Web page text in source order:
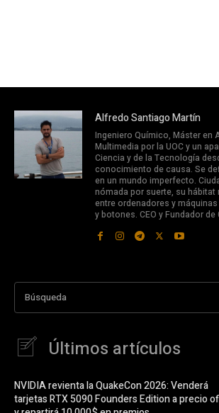
Alfredo Santiago Martín
Ingeniero Químico, Máster en
Multimedia por la UOC y un
Ciencia y de la Tecnología
conocimiento de causa. Se
en un mundo imperfecto.
nómada por suerte, su hábitat
entre ordenadores y
y botones. CEO y Fundador de
Búsqueda
Últimos artículos
NVIDIA revienta la QuakeCon 2026: Venderá
tarjetas RTX 5090 Founders Edition a precio